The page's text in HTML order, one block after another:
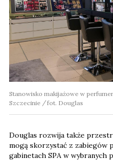
Stanowisko makijażowe w
Szczecinie
fot. Douglas
Douglas rozwija także
mogą skorzystać z zabiegów
gabinetach SPA w wybranych